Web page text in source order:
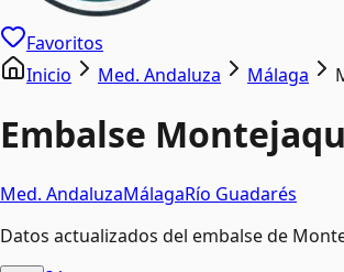
Favoritos
Inicio
Med. Andaluza Málaga
Embalse
Med. AndaluzaMálagaRío Guadarés
Datos actualizados del embalse de